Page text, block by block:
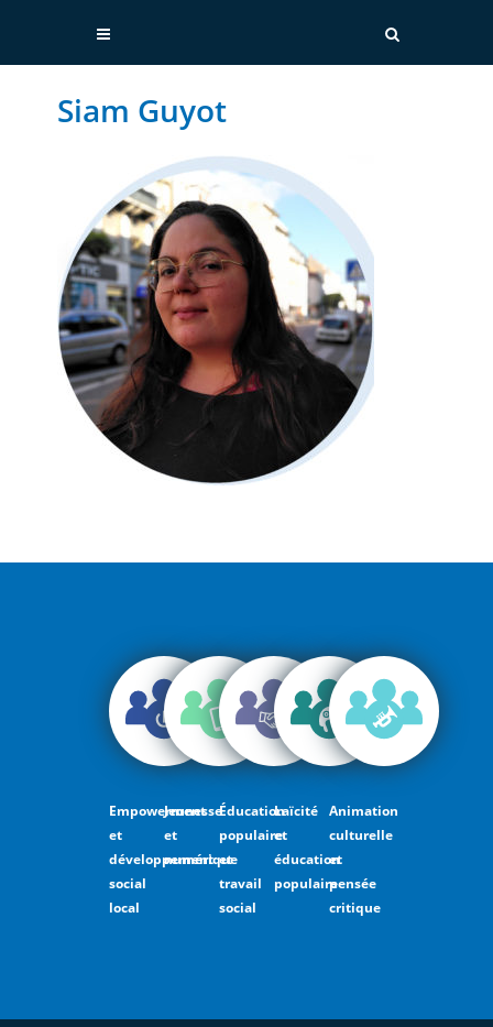
Siam Guyot
Empowerment
et
développement
social
local
Jeunesse
et
numérique
Éducation
populaire
et
travail
social
Laïcité
et
éducation
populaire
Animation
culturelle
et
pensée
critique